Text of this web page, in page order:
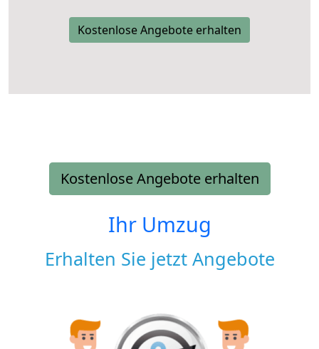
Kostenlose Angebote erhalten
Kostenlose Angebote erhalten
Ihr Umzug
Erhalten Sie jetzt Angebote